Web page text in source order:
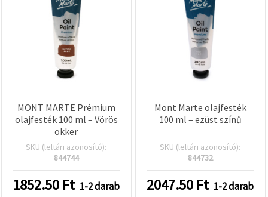
MONT MARTE Prémium
olajfesték 100 ml – Vörös
okker
SKU (leltári azonosító):
844744
1852.50 Ft 1-2 darab
Mont Marte olajfesték
100 ml – ezüst színű
SKU (leltári azonosító):
844732
2047.50 Ft 1-2 darab